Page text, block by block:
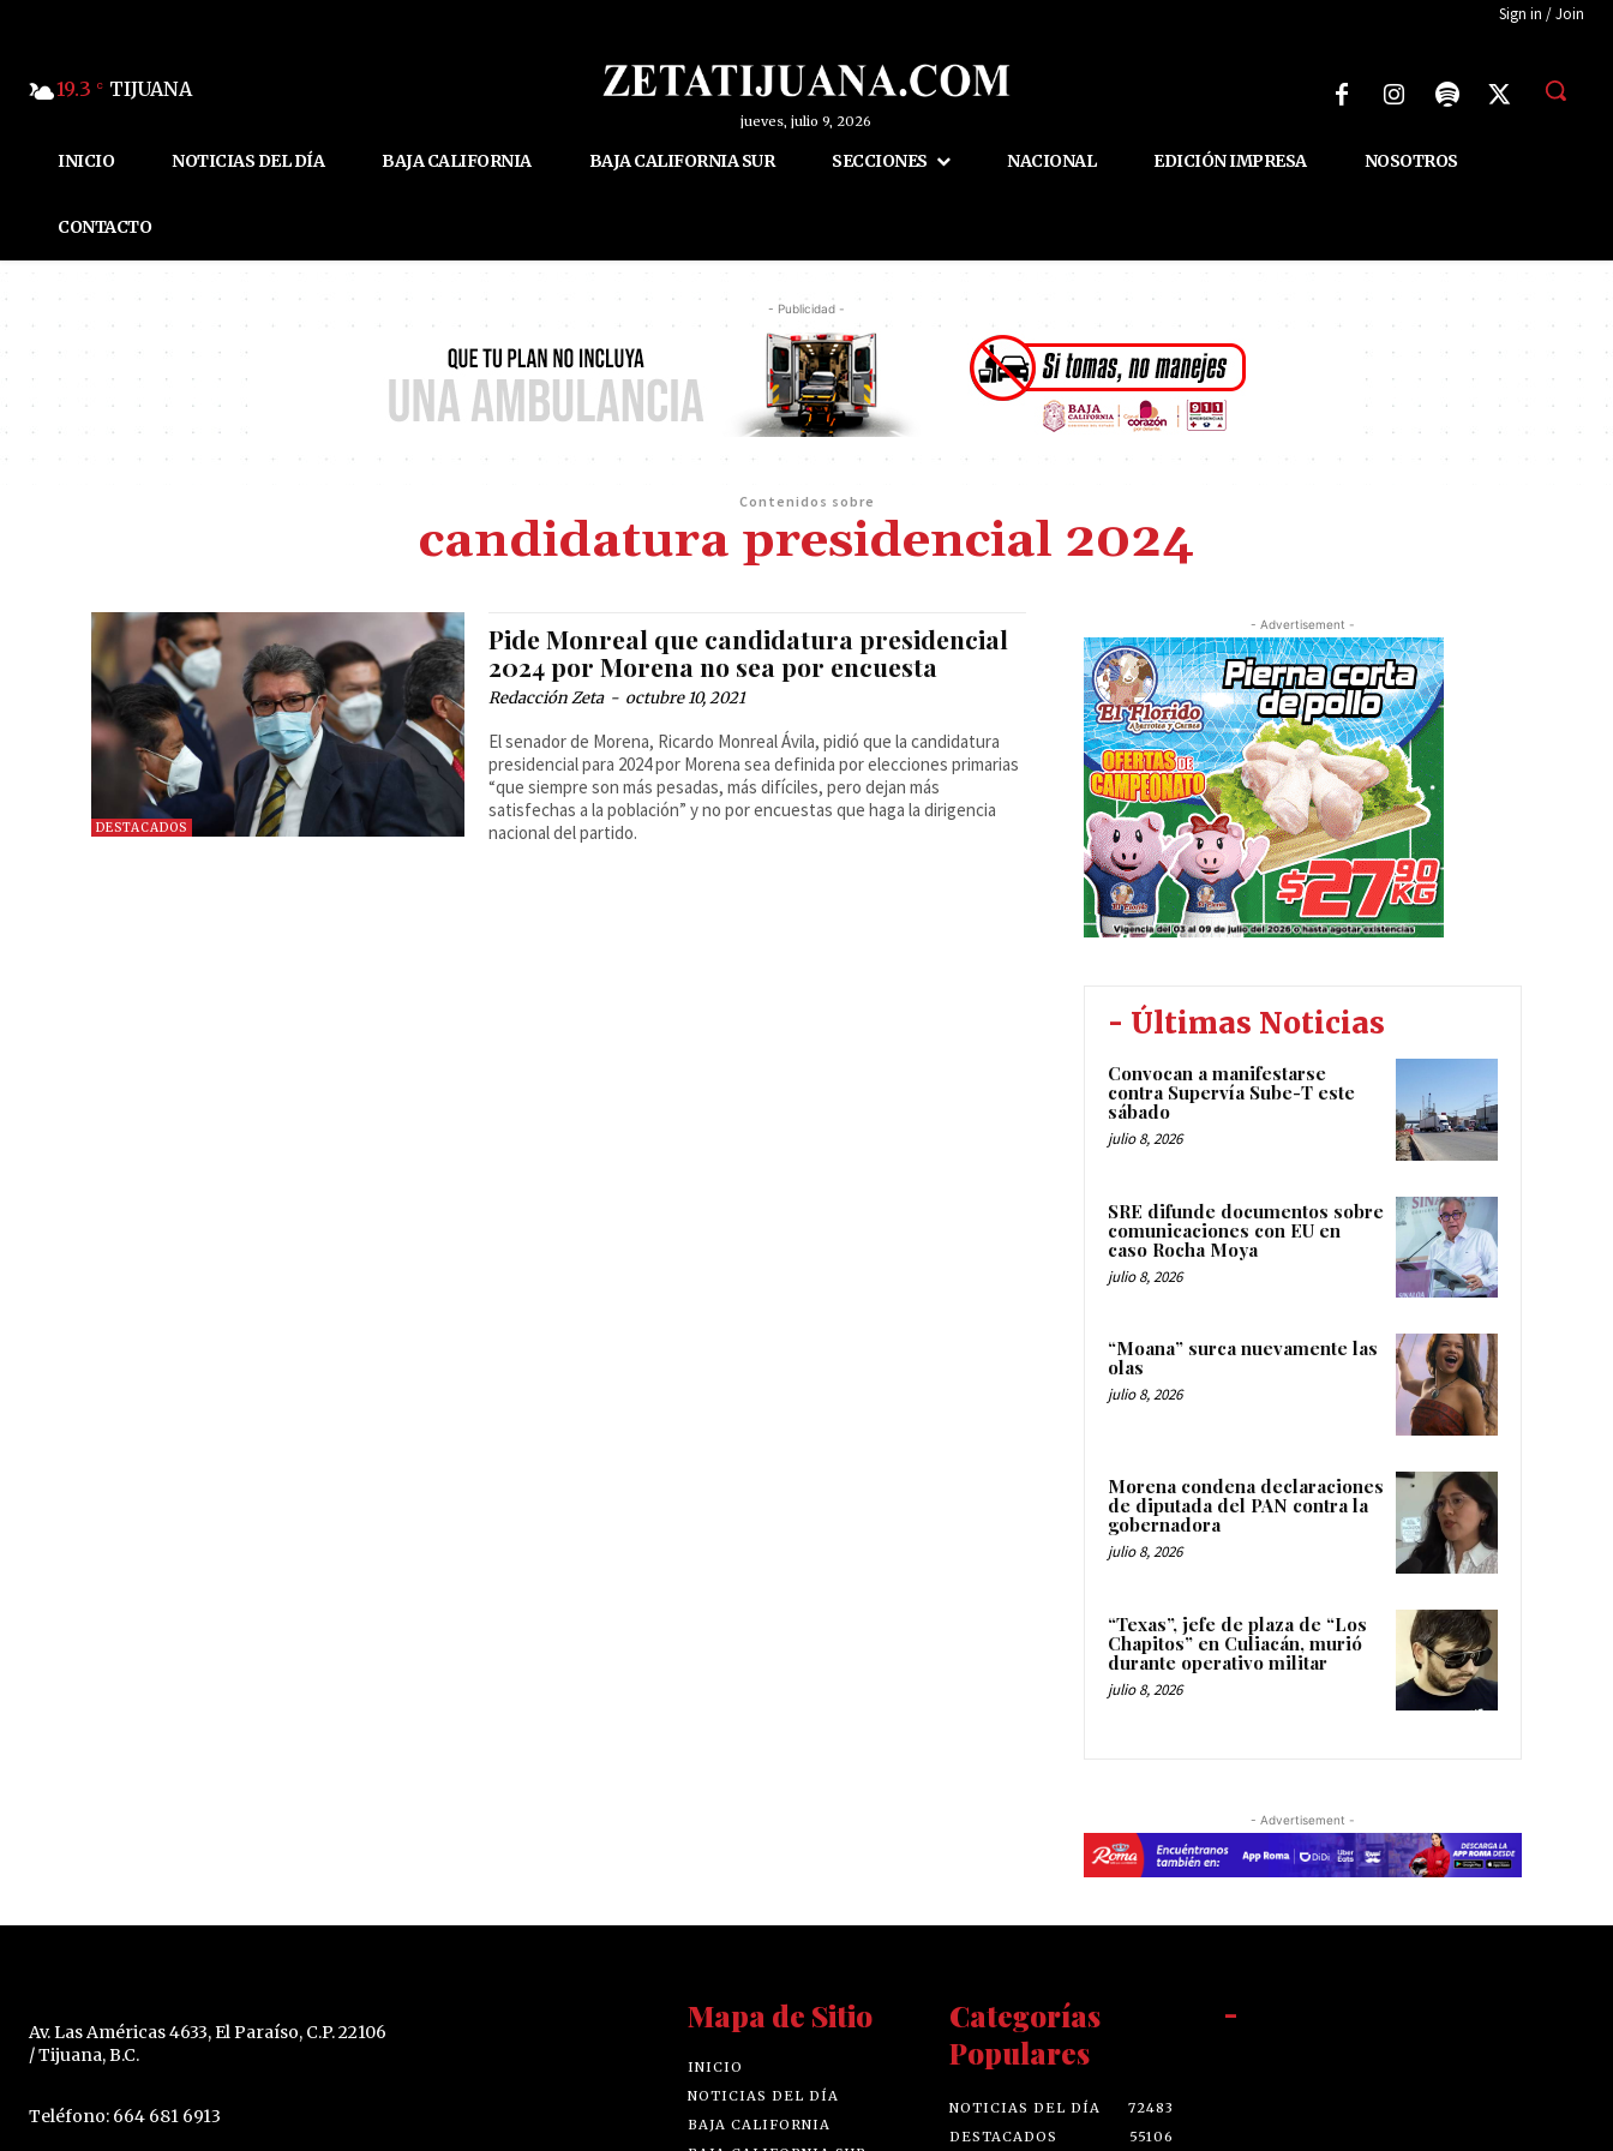
Sign in / Join
19.3 C TIJUANA
jueves, julio 9, 2026
INICIO NOTICIAS DEL DÍA BAJA CALIFORNIA BAJA CALIFORNIA SUR SECCIONES NACIONAL EDICIÓN IMPRESA NOSOTROS
CONTACTO
- Publicidad -
Contenidos sobre
candidatura presidencial 2024
DESTACADOS
Pide Monreal que candidatura presidencial
2024 por Morena no sea por encuesta
Redacción Zeta - octubre 10, 2021
El senador de Morena, Ricardo Monreal Ávila, pidió que la candidatura
presidencial para 2024 por Morena sea definida por elecciones primarias
“que siempre son más pesadas, más difíciles, pero dejan más
satisfechas a la población” y no por encuestas que haga la dirigencia
nacional del partido.
- Advertisement -
- Últimas Noticias
Convocan a manifestarse
contra Supervía Sube-T este
sábado
julio 8, 2026
SRE difunde documentos sobre
comunicaciones con EU en
caso Rocha Moya
julio 8, 2026
“Moana” surca nuevamente las
olas
julio 8, 2026
Morena condena declaraciones
de diputada del PAN contra la
gobernadora
julio 8, 2026
“Texas”, jefe de plaza de “Los
Chapitos” en Culiacán, murió
durante operativo militar
julio 8, 2026
- Advertisement -
Av. Las Américas 4633, El Paraíso, C.P. 22106
/ Tijuana, B.C.
Teléfono: 664 681 6913
Mapa de Sitio
INICIO
NOTICIAS DEL DÍA
BAJA CALIFORNIA
Categorías
Populares
NOTICIAS DEL DÍA
72483
DESTACADOS
55106
-